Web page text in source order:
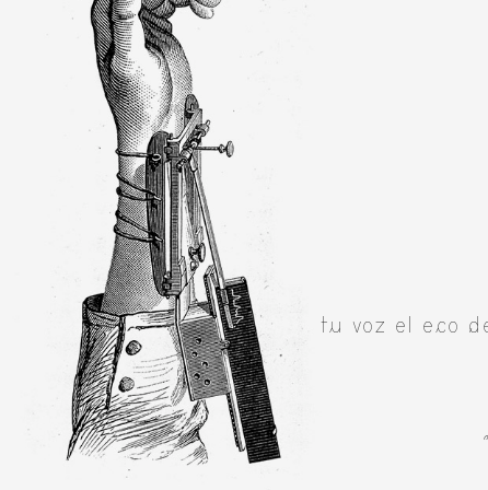
Production vidéo
Formation
Événements
1% œuvres dans l'espace
Réseau documents
tu voz el eco